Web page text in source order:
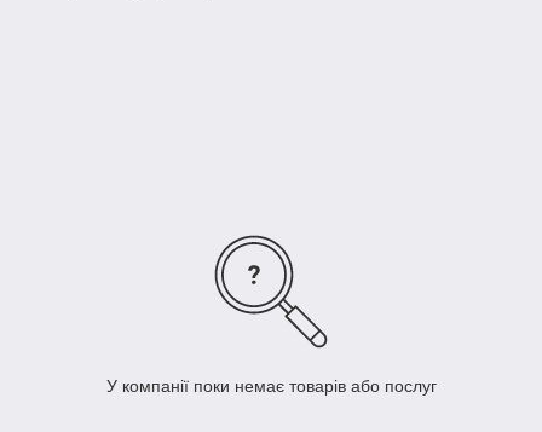
У компанії поки немає товарів або послуг